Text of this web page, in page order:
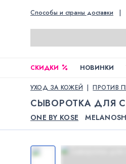
Способы и страны доставки |
СКИДКИ НОВИНКИ
УХОД ЗА КОЖЕЙ ПРОТИВ
СЫВОРОТКА ДЛЯ
ONE BY KOSE